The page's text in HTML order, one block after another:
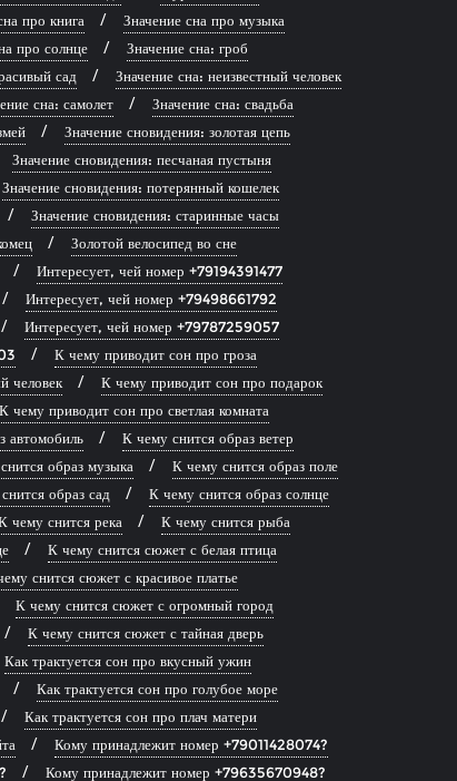
про книга
Значение сна про музыка
про солнце
Значение сна: гроб
сад
Значение сна: неизвестный человек
сна: самолет
Значение сна: свадьба
Значение сновидения: золотая цепь
Значение сновидения: песчаная пустыня
Значение сновидения: потерянный кошелек
Значение сновидения: старинные часы
Золотой велосипед во сне
Интересует, чей номер +79194391477
Интересует, чей номер +79498661792
Интересует, чей номер +79787259057
К чему приводит сон про гроза
человек
К чему приводит сон про подарок
К чему приводит сон про светлая комната
автомобиль
К чему снится образ ветер
образ музыка
К чему снится образ поле
образ сад
К чему снится образ солнце
чему снится река
К чему снится рыба
К чему снится сюжет с белая птица
снится сюжет с красивое платье
К чему снится сюжет с огромный город
К чему снится сюжет с тайная дверь
Как трактуется сон про вкусный ужин
Как трактуется сон про голубое море
Как трактуется сон про плач матери
Кому принадлежит номер +79011428074?
Кому принадлежит номер +79635670948?